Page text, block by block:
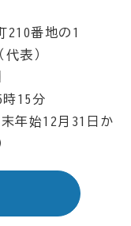
210番地の1
表）
15分
年始12月31日か